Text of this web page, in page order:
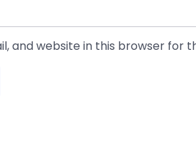
and website in this browser for